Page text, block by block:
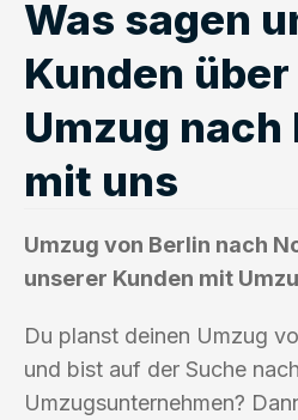
Was sagen
Kunden
Umzug nach
mit uns
Umzug von Berlin nach
unserer Kunden mit
Du planst deinen Umzug
und bist auf der Suche
Umzugsunternehmen?